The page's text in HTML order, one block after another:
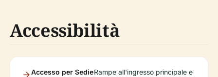
Accessibilità
Accesso per SedieRampe all'ingresso principale e